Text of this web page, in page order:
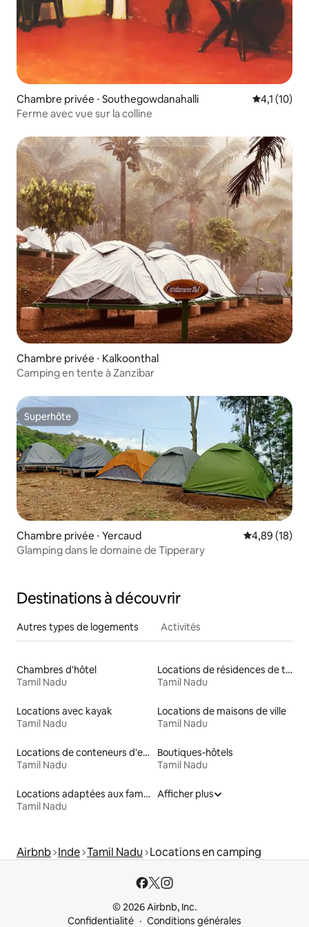
Chambre privée ⋅ Southegowdanahalli Évaluation
4,1 (10)
Ferme avec vue sur la colline
Chambre privée ⋅ Kalkoonthal
Camping en tente à Zanzibar
Superhôte
Superhôte
Chambre privée ⋅ Yercaud Évaluation
4,89 (18)
Glamping dans le domaine de Tipperary
Destinations à découvrir
Autres types de logements Activités
Chambres d'hôtel
Tamil Nadu
Locations de résidences de tourisme
Tamil Nadu
Locations avec kayak
Tamil Nadu
Locations de maisons de ville
Tamil Nadu
Locations de conteneurs d'expédition
Tamil Nadu
Boutiques-hôtels
Tamil Nadu
Locations adaptées aux familles
Tamil Nadu
Afficher plus
Airbnb Inde Tamil Nadu Locations en camping
© 2026 Airbnb, Inc.
Confidentialité
Conditions générales